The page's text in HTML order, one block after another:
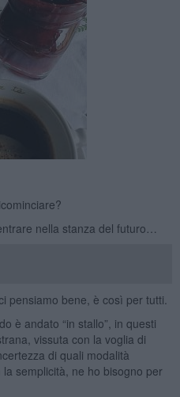
nella stanza del futuro…
pensiamo bene, è così per tutti.
è andato “in stallo”, in questi
vissuta con la voglia di
di quali modalità
semplicità, ne ho bisogno per